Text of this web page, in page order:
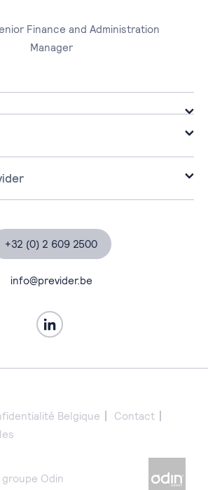
Finance and Administration
Manager
+32 (0) 2 609 2500
info@previder.be
Belgique
Contact
Odin